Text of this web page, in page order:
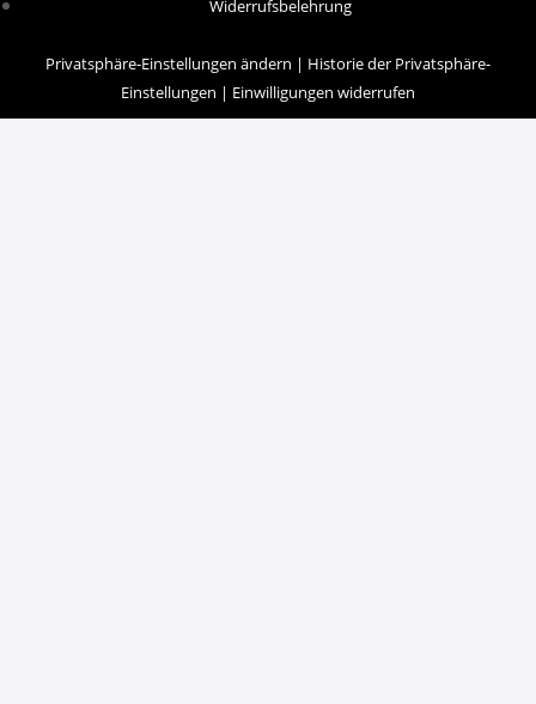
Widerrufsbelehrung
Privatsphäre-Einstellungen ändern | Historie der Privatsphäre-
Einstellungen | Einwilligungen widerrufen